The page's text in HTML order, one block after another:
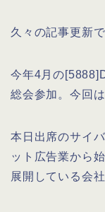
久々の記事更新で
今年4月の
総会参加。今回
本日出席のサイ
ット広告業から
展開している会社